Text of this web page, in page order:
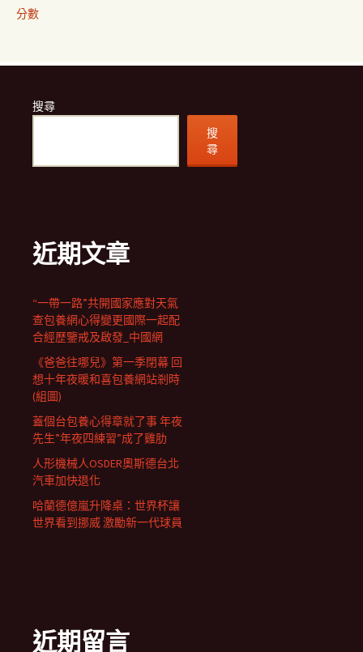
分數
搜尋
搜
尋
近期文章
“一帶一路”共開國家應對天氣
查包養網心得變更國際一起配
合經歷鑒戒及啟發_中國網
《爸爸往哪兒》第一季閉幕 回
想十年夜暖和喜包養網站剎時
(組圖)
蓋個台包養心得章就了事 年夜
先生”年夜四練習”成了雞肋
人形機械人OSDER奧斯德台北
汽車加快退化
哈蘭德億嵐升降桌：世界杯讓
世界看到挪威 激勵新一代球員
近期留言